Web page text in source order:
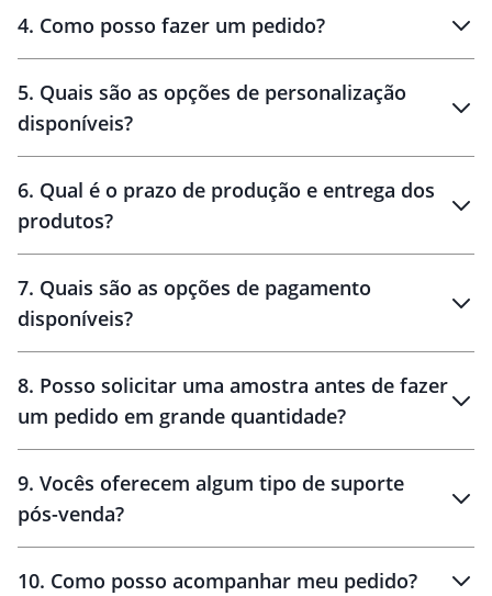
personalizados
brinde
personalização
4. Como posso fazer um pedido?
amostra virtual
5. Quais são as opções de personalização
disponíveis?
6. Qual é o prazo de produção e entrega dos
produtos?
10 dias
brinde
48 horas
7. Quais são as opções de pagamento
disponíveis?
8. Posso solicitar uma amostra antes de fazer
um pedido em grande quantidade?
amostras
9. Vocês oferecem algum tipo de suporte
pós-venda?
10. Como posso acompanhar meu pedido?